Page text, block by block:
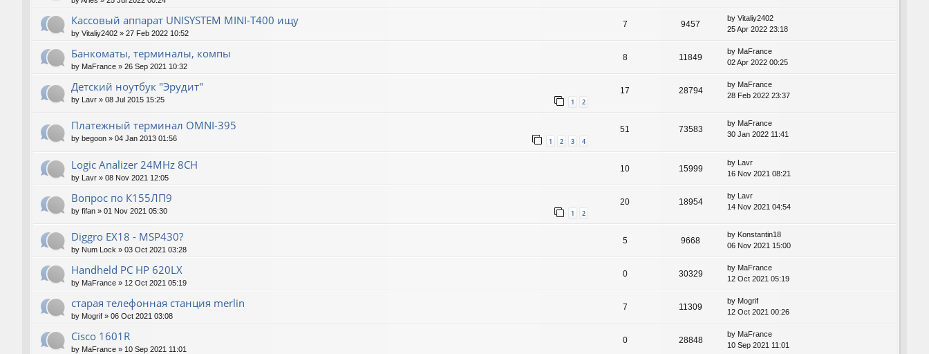
Кассовый аппарат UNISYSTEM MINI-T400 ищу
by Vitaliy2402 » 27 Feb 2022 10:52
7 9457
by Vitaliy2402
25 Apr 2022 23:18
Банкоматы, терминалы, компы
by MaFrance » 26 Sep 2021 10:32
8 11849
by MaFrance
02 Apr 2022 00:25
Детский ноутбук "Эрудит"
by Lavr » 08 Jul 2015 15:25 1 2
17 28794
by MaFrance
28 Feb 2022 23:37
Платежный терминал OMNI-395
by begoon » 04 Jan 2013 01:56 1 2 3 4
51 73583
by MaFrance
30 Jan 2022 11:41
Logic Analizer 24MHz 8CH
by Lavr » 08 Nov 2021 12:05
10 15999
by Lavr
16 Nov 2021 08:21
Вопрос по К155ЛП9
by fifan » 01 Nov 2021 05:30 1 2
20 18954
by Lavr
14 Nov 2021 04:54
Diggro EX18 - MSP430?
by Num Lock » 03 Oct 2021 03:28
5 9668
by Konstantin18
06 Nov 2021 15:00
Handheld PC HP 620LX
by MaFrance » 12 Oct 2021 05:19
0 30329
by MaFrance
12 Oct 2021 05:19
старая телефонная станция merlin
by Mogrif » 06 Oct 2021 03:08
7 11309
by Mogrif
12 Oct 2021 00:26
Cisco 1601R
by MaFrance » 10 Sep 2021 11:01
0 28848
by MaFrance
10 Sep 2021 11:01